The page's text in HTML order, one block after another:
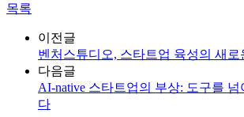
목록
이전글
벤처스튜디오, 스타트업 육성의 새로
다음글
AI-native 스타트업의 부상: 도구를
다